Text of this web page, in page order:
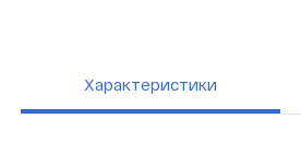
Характеристики